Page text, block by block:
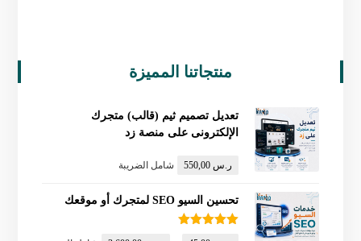
منتجاتنا المميزة
تعديل تصميم ثيم (قالب) متجرك
الإلكترونى على منصة زد
ر.س 550,00 شامل الضريبة
تحسين السيو SEO لمتجرك أو موقعك